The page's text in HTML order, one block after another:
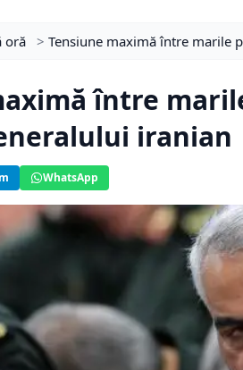
oră > Tensiune maximă între marile
între
iranian
WhatsApp